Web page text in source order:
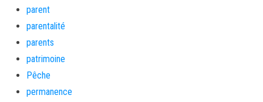
parent
parentalité
parents
patrimoine
Pêche
permanence